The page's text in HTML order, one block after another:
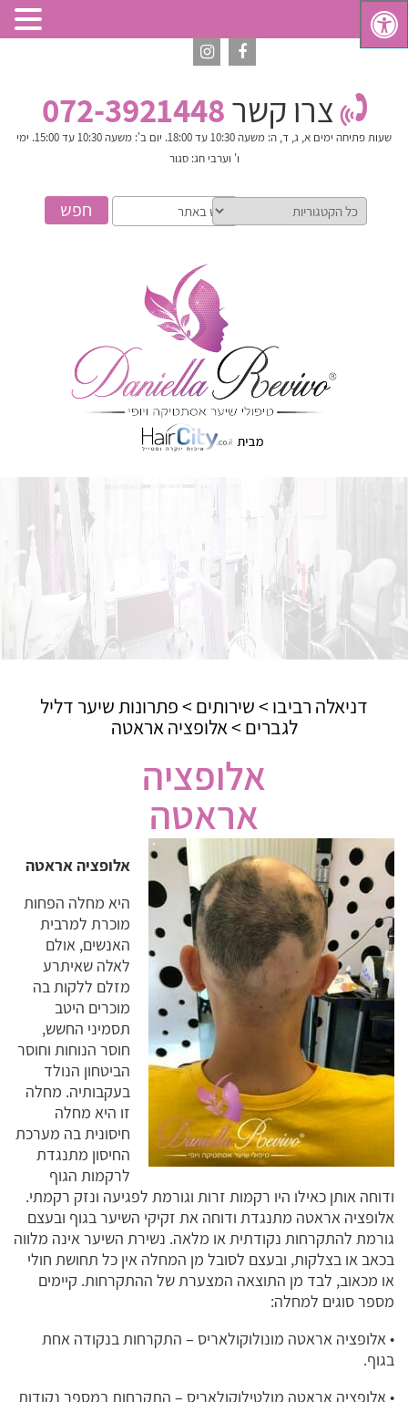
צרו קשר072-3921448
שעות פתיחה
ימים א, ג, ד, ה: משעה 10:30 עד 18:00. יום ב': משעה 10:30 עד 15:00. ימי
ו' וערבי חג: סגור
דניאלה רביבו >שירותים >פתרונות שיער דליל
לגברים >אלופציה אראטה
אלופציה
אראטה
אלופציה אראטה
היא מחלה הפחות
מוכרת למרבית
האנשים, אולם
לאלה שאיתרע
מזלם ללקות בה
מוכרים היטב
תסמיני החשש,
חוסר הנוחות וחוסר
הביטחון הנולד
בעקבותיה. מחלה
זו היא מחלה
חיסונית בה מערכת
החיסון מתנגדת
לרקמות הגוף
ודוחה אותן כאילו היו רקמות זרות וגורמת לפגיעה ונזק רקמתי.
אלופציה אראטה מתנגדת ודוחה את זקיקי השיער בגוף ובעצם
גורמת להתקרחות נקודתית או מלאה. נשירת השיער אינה מלווה
בכאב או בצלקות, ובעצם לסובל מן המחלה אין כל תחושת חולי
או מכאוב, לבד מן התוצאה המצערת של ההתקרחות. קיימים
מספר סוגים למחלה:
• אלופציה אראטה מונולוקולאריס – התקרחות בנקודה אחת
בגוף.
• אלופציה אראטה מולטילוקולאריס – התקרחות במספר נקודות